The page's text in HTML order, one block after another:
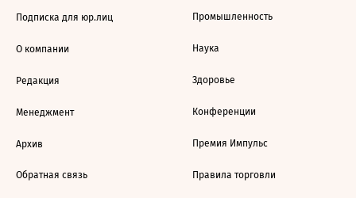
Подписка для юр.лиц
О компании
Редакция
Менеджмент
Архив
Обратная связь
Промышленность
Наука
Здоровье
Конференции
Премия Импульс
Правила торговли